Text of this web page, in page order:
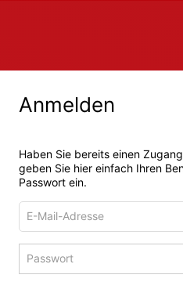
Anmelden
Haben Sie bereits einen
geben Sie hier einfach Ihren
Passwort ein.
Adresse
zum
Anmelden